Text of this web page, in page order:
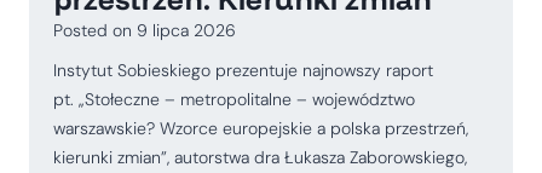
Posted on 9 lipca 2026
Instytut Sobieskiego prezentuje najnowszy raport
pt. „Stołeczne – metropolitalne – województwo
warszawskie? Wzorce europejskie a polska przestrzeń,
kierunki zmian”, autorstwa dra Łukasza Zaborowskiego,